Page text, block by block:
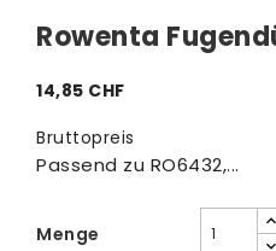
Rowenta
14,85 CHF
Bruttopreis
Passend zu RO6432,...
Menge